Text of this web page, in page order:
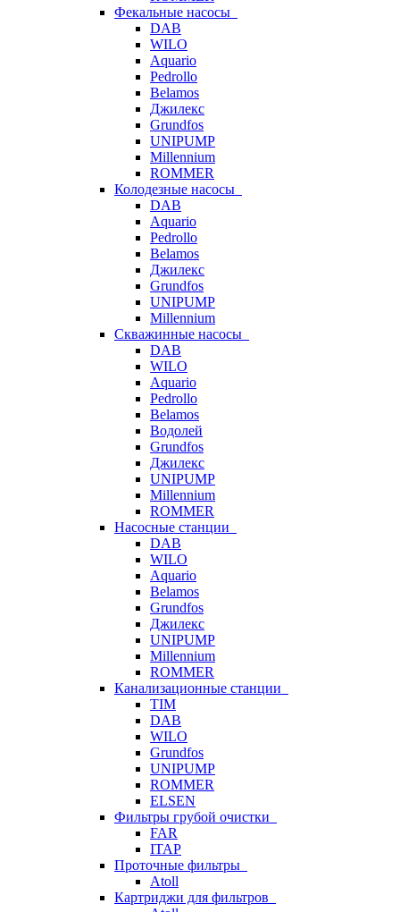
Фекальные насосы
DAB
WILO
Aquario
Pedrollo
Belamos
Джилекс
Grundfos
UNIPUMP
Millennium
ROMMER
Колодезные насосы
DAB
Aquario
Pedrollo
Belamos
Джилекс
Grundfos
UNIPUMP
Millennium
Скважинные насосы
DAB
WILO
Aquario
Pedrollo
Belamos
Водолей
Grundfos
Джилекс
UNIPUMP
Millennium
ROMMER
Насосные станции
DAB
WILO
Aquario
Belamos
Grundfos
Джилекс
UNIPUMP
Millennium
ROMMER
Канализационные станции
TIM
DAB
WILO
Grundfos
UNIPUMP
ROMMER
ELSEN
Фильтры грубой очистки
FAR
ITAP
Проточные фильтры
Atoll
Картриджи для фильтров